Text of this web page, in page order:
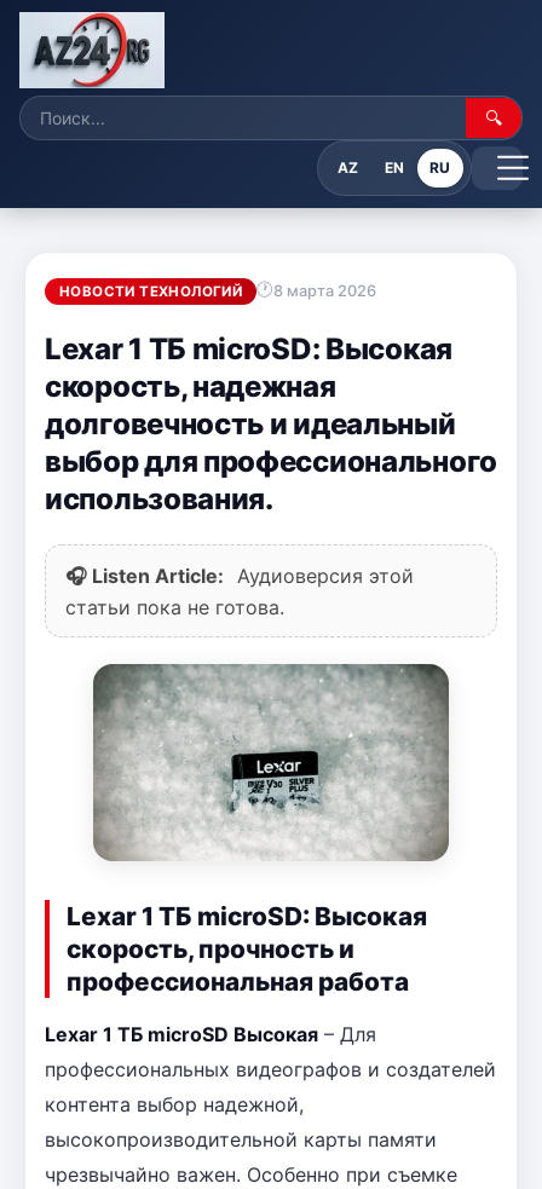
🔍
AZ EN RU
НОВОСТИ ТЕХНОЛОГИЙ 8 марта 2026
Lexar 1 ТБ microSD: Высокая
скорость, надежная
долговечность и идеальный
выбор для профессионального
использования.
🎧 Listen Article:
Аудиоверсия этой
статьи пока не готова.
Lexar 1 ТБ microSD: Высокая
скорость, прочность и
профессиональная работа
Lexar 1 ТБ microSD Высокая – Для
профессиональных видеографов и создателей
контента выбор надежной,
высокопроизводительной карты памяти
чрезвычайно важен. Особенно при съемке